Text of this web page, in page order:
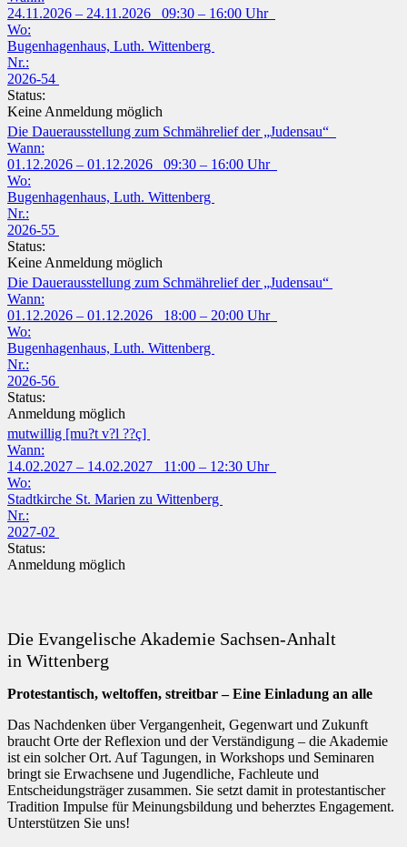
24.11.2026 – 24.11.2026 09:30 – 16:00 Uhr
Wo:
Bugenhagenhaus, Luth. Wittenberg
Nr.:
2026-54
Status:
Keine Anmeldung möglich
Die Dauerausstellung zum Schmährelief der „Judensau“
Wann:
01.12.2026 – 01.12.2026 09:30 – 16:00 Uhr
Wo:
Bugenhagenhaus, Luth. Wittenberg
Nr.:
2026-55
Status:
Keine Anmeldung möglich
Die Dauerausstellung zum Schmährelief der „Judensau“
Wann:
01.12.2026 – 01.12.2026 18:00 – 20:00 Uhr
Wo:
Bugenhagenhaus, Luth. Wittenberg
Nr.:
2026-56
Status:
Anmeldung möglich
mutwillig [mu?t v?l ??ç]
Wann:
14.02.2027 – 14.02.2027 11:00 – 12:30 Uhr
Wo:
Stadtkirche St. Marien zu Wittenberg
Nr.:
2027-02
Status:
Anmeldung möglich
Die Evangelische Akademie Sachsen-Anhalt
in Wittenberg
Protestantisch, weltoffen, streitbar – Eine Einladung an alle
Das Nachdenken über Vergangenheit, Gegenwart und Zukunft
braucht Orte der Reflexion und der Verständigung – die Akademie
ist ein solcher Ort. Auf Tagungen, in Workshops und Seminaren
bringt sie Erwachsene und Jugendliche, Fachleute und
Entscheidungsträger zusammen. Sie setzt damit in protestantischer
Tradition Impulse für Meinungsbildung und beherztes Engagement.
Unterstützen Sie uns!